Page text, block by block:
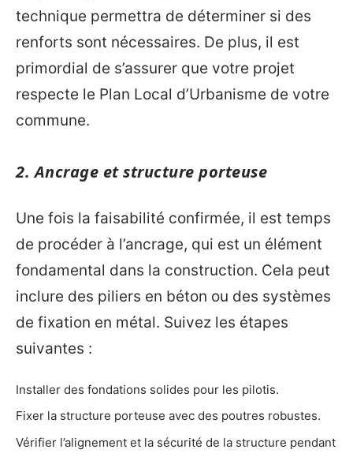
technique permettra de déterminer si des
renforts sont nécessaires. De plus, il est
primordial de s’assurer que votre projet
respecte le Plan Local d’Urbanisme de votre
commune.
2. Ancrage et structure porteuse
Une fois la faisabilité confirmée, il est temps
de procéder à l’ancrage, qui est un élément
fondamental dans la construction. Cela peut
inclure des piliers en béton ou des systèmes
de fixation en métal. Suivez les étapes
suivantes :
Installer des fondations solides pour les pilotis.
Fixer la structure porteuse avec des poutres robustes.
Vérifier l’alignement et la sécurité de la structure pendant